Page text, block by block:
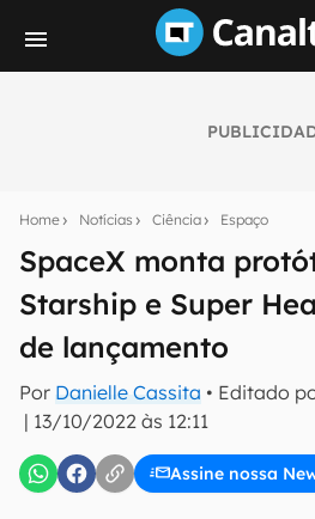
Home Notícias Ciência Espaço
SpaceX monta
Starship e Super
de lançamento
Por Danielle Cassita • Editado
| 13/10/2022 às 12:11
Assine nossa
notícias e reviews sobre
E-mail
inscreva-se
Confirmo que li, aceito e
Uso e Política de Privacidade do